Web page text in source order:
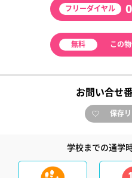
フリーダイヤル
無料 この
お問い合せ
保存
学校までの通学